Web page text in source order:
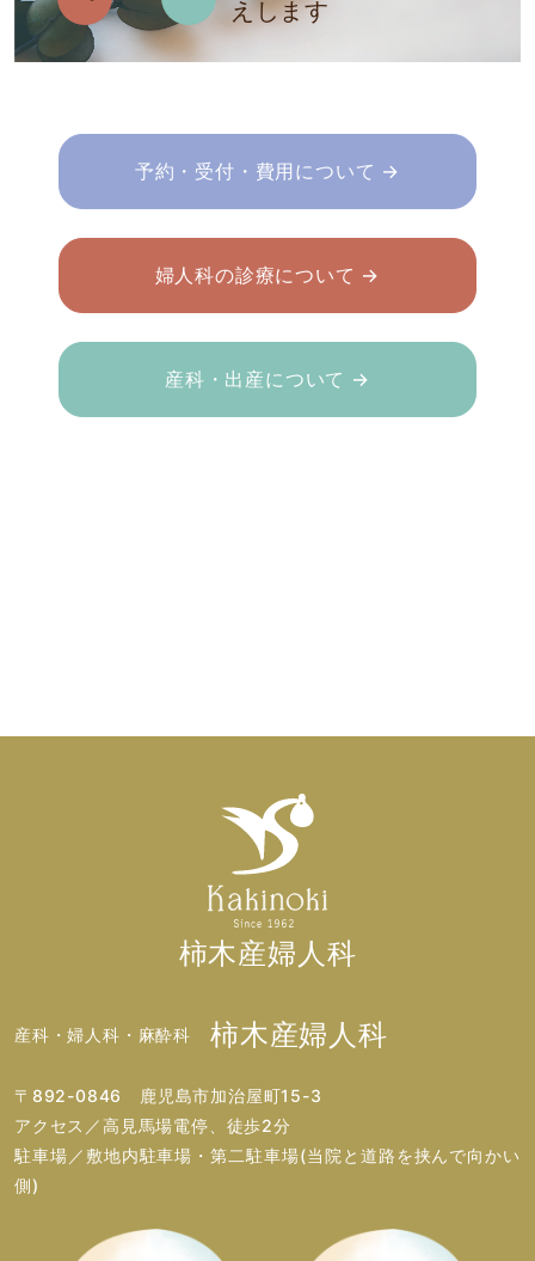
えします
予約・受付・費用について →
婦人科の診療について →
産科・出産について →
柿木産婦人科
産科・婦人科・麻酔科 柿木産婦人科
〒892-0846 鹿児島市加治屋町15-3
アクセス／高見馬場電停、徒歩2分
駐車場／敷地内駐車場・第二駐車場(当院と道路を挟んで向かい
側)